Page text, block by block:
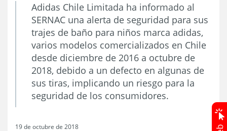
Adidas Chile Limitada ha informado al
SERNAC una alerta de seguridad para sus
trajes de baño para niños marca adidas,
varios modelos comercializados en Chile
desde diciembre de 2016 a octubre de
2018, debido a un defecto en algunas de
sus tiras, implicando un riesgo para la
seguridad de los consumidores.
19 de octubre de 2018